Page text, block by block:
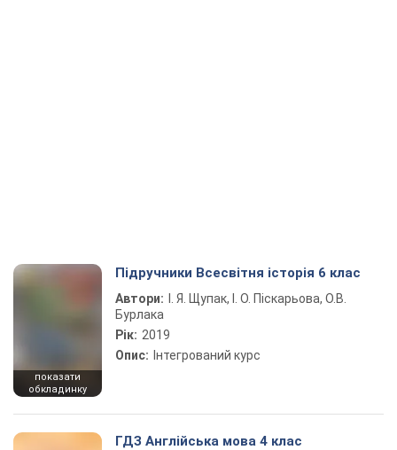
показати
обкладинку
Підручники Всесвітня історія 6 клас
Автори:
І. Я. Щупак, І. О. Піскарьова, О.В.
Бурлака
Рік: 2019
Опис: Інтегрований курс
ГДЗ Англійська мова 4 клас